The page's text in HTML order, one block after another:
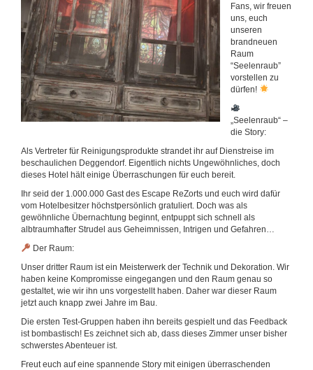
Fans, wir freuen
uns, euch
unseren
brandneuen
Raum
“Seelenraub”
vorstellen zu
dürfen!
„Seelenraub“ –
die Story:
Als Vertreter für Reinigungsprodukte strandet ihr auf Dienstreise im
beschaulichen Deggendorf. Eigentlich nichts Ungewöhnliches, doch
dieses Hotel hält einige Überraschungen für euch bereit.
Ihr seid der 1.000.000 Gast des Escape ReZorts und euch wird dafür
vom Hotelbesitzer höchstpersönlich gratuliert. Doch was als
gewöhnliche Übernachtung beginnt, entpuppt sich schnell als
albtraumhafter Strudel aus Geheimnissen, Intrigen und Gefahren…
Der Raum:
Unser dritter Raum ist ein Meisterwerk der Technik und Dekoration. Wir
haben keine Kompromisse eingegangen und den Raum genau so
gestaltet, wie wir ihn uns vorgestellt haben. Daher war dieser Raum
jetzt auch knapp zwei Jahre im Bau.
Die ersten Test-Gruppen haben ihn bereits gespielt und das Feedback
ist bombastisch! Es zeichnet sich ab, dass dieses Zimmer unser bisher
schwerstes Abenteuer ist.
Freut euch auf eine spannende Story mit einigen überraschenden